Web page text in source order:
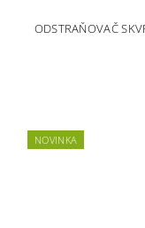
ODSTRAŇOVAČ
NOVINKA